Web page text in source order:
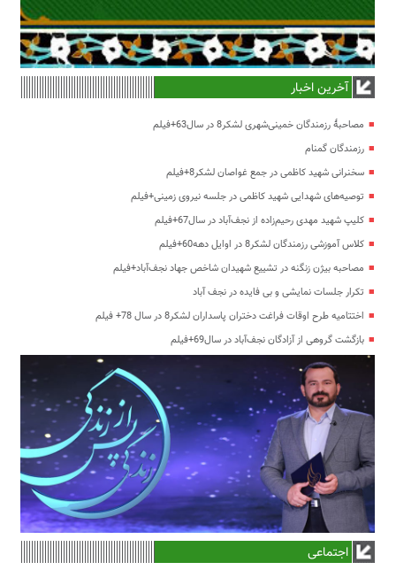
آخرین اخبار
مصاحبۀ رزمندگان خمینی‌شهری لشکر8 در سال63+فیلم
رزمندگان گمنام
سخنرانی شهید کاظمی در جمع غواصان لشکر8+فیلم
توصیه‌های شهدایی شهید کاظمی در جلسه نیروی زمینی+فیلم
کلیپ شهید مهدی رحیم‌زاده از نجف‌آباد در سال67+فیلم
کلاس آموزشی رزمندگان لشکر8 در اوایل دهه60+فیلم
مصاحبه بیژن زنگنه در تشییع شهیدان شاخص جهاد نجف‌آباد+فیلم
تکرار جلسات نمایشی و بی فایده در نجف آباد
اختتامیه طرح اوقات فراغت دختران پاسداران لشکر8 در سال 78+ فیلم
بازگشت گروهی از آزادگان نجف‌آباد در سال69+فیلم
اجتماعی